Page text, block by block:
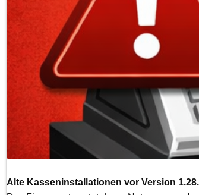
Alte Kasseninstallationen vor Version